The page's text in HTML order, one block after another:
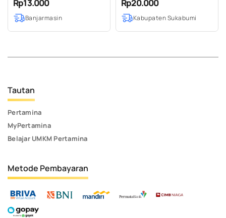
Rp13.000
Banjarmasin
Rp20.000
Kabupaten Sukabumi
Tautan
Pertamina
MyPertamina
Belajar UMKM Pertamina
Metode Pembayaran